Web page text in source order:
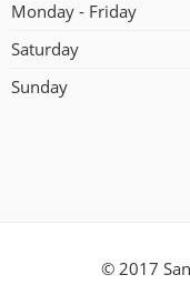
Monday - Friday
Saturday
Sunday
© 2017